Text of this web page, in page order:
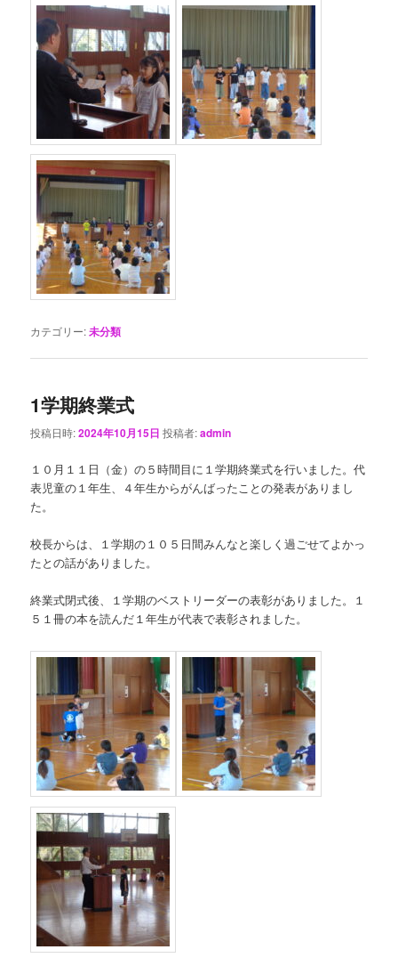
カテゴリー:未分類
1学期終業式
投稿日時:2024年10月15日 投稿者:admin
１０月１１日（金）の５時間目に１学期終業式を行いました。代
表児童の１年生、４年生からがんばったことの発表がありまし
た。
校長からは、１学期の１０５日間みんなと楽しく過ごせてよかっ
たとの話がありました。
終業式閉式後、１学期のベストリーダーの表彰がありました。１
５１冊の本を読んだ１年生が代表で表彰されました。